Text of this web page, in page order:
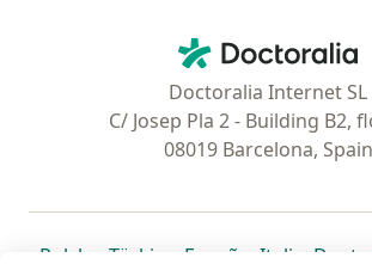
Doctoralia -
Doctoralia Internet SL
C/ Josep Pla 2 - Building B2,
08019 Barcelona, Spain
Polska se abre en una nueva pestaña
Türkiye se abre en una
España se abre en
Italia se